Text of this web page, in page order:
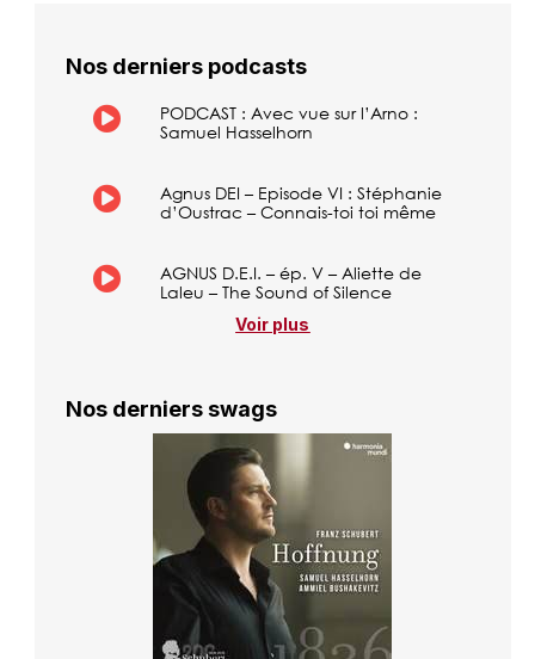
Nos derniers podcasts
PODCAST : Avec vue sur l’Arno :
Samuel Hasselhorn
Agnus DEI – Episode VI : Stéphanie
d’Oustrac – Connais-toi toi même
AGNUS D.E.I. – ép. V – Aliette de
Laleu – The Sound of Silence
Voir plus
Nos derniers swags